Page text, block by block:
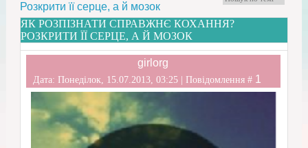
Розкрити її серце, а й мозок
ЯК РОЗПІЗНАТИ СПРАВЖНЄ КОХАННЯ?
РОЗКРИТИ ЇЇ СЕРЦЕ, А Й МОЗОК
girlorg
Дата: Понеділок, 15.07.2013, 03:25 | Повідомлення # 1